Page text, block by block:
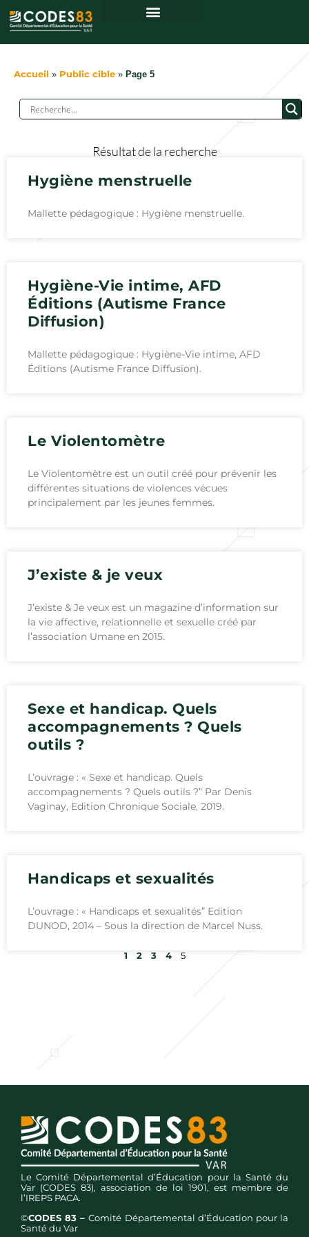
Accueil » Public cible » Page 5
Résultat de la recherche
Hygiène menstruelle
Mallette pédagogique : Hygiène menstruelle.
Hygiène-Vie intime, AFD
Éditions (Autisme France
Diffusion)
Mallette pédagogique : Hygiène-Vie intime, AFD
Éditions (Autisme France Diffusion).
Le Violentomètre
Le Violentomètre est un outil créé pour prévenir les
différentes situations de violences vécues
principalement par les jeunes femmes.
J’existe & je veux
J’existe & Je veux est un magazine d’information sur
la vie affective, relationnelle et sexuelle créé par
l’association Umane en 2015.
Sexe et handicap. Quels
accompagnements ? Quels
outils ?
L’ouvrage : « Sexe et handicap. Quels
accompagnements ? Quels outils ?” Par Denis
Vaginay, Edition Chronique Sociale, 2019.
Handicaps et sexualités
L’ouvrage : « Handicaps et sexualités” Edition
DUNOD, 2014 – Sous la direction de Marcel Nuss.
1 2 3 4 5
Le Comité Départemental d’Éducation pour la Santé du
Var (CODES 83), association de loi 1901, est membre de
l’IREPS PACA.
©CODES 83 –Comité Départemental d’Éducation pour la
Santé du Var